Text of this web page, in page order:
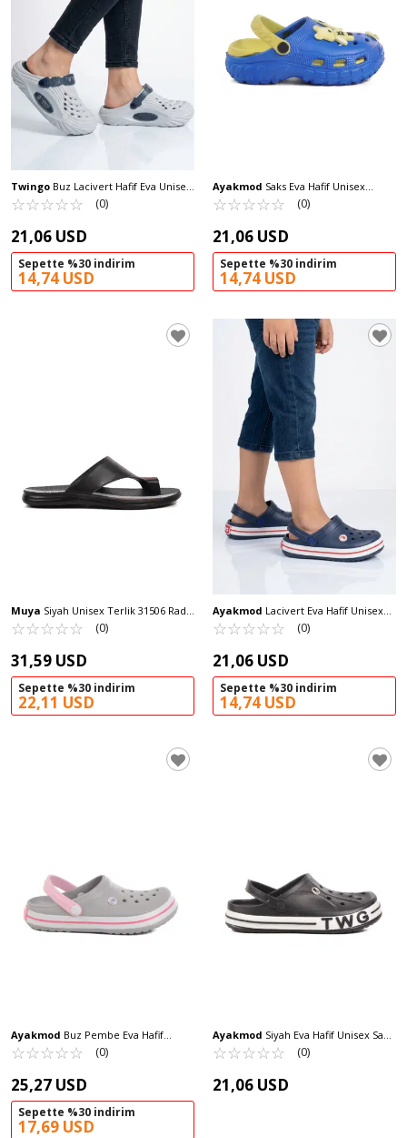
Twingo Buz Lacivert Hafif Eva Unisex
Sabo Terlik 9808 Z
☆☆☆☆☆
★★★★★ (0)
21,06 USD
Sepette %30 indirim
14,74 USD
Ayakmod Saks Eva Hafif Unisex
Çocuk Sabo Terlik 960 P-F
☆☆☆☆☆
★★★★★ (0)
21,06 USD
Sepette %30 indirim
14,74 USD
Muya Siyah Unisex Terlik 31506 Rada
G
☆☆☆☆☆
★★★★★ (0)
31,59 USD
Sepette %30 indirim
22,11 USD
Ayakmod
Çocuk Sabo Terlik 214 F
☆☆☆☆☆
★★★★★ (0)
21,06 USD
Sepette %30 indirim
14,74 USD
Ayakmod Buz Pembe Eva Hafif
Unisex Sabo Terlik 214 G
☆☆☆☆☆
★★★★★ (0)
25,27 USD
Sepette %30 indirim
17,69 USD
Ayakmod Siyah Eva Hafif Unisex Sabo
Terlik TWG-216 G
☆☆☆☆☆
★★★★★ (0)
21,06 USD